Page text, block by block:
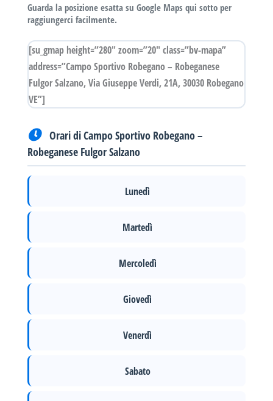
Guarda la posizione esatta su Google Maps qui sotto per
raggiungerci facilmente.
[su_gmap height=”280″ zoom=”20″ class=”bv-mapa”
address=”Campo Sportivo Robegano – Robeganese
Fulgor Salzano, Via Giuseppe Verdi, 21A, 30030 Robegano
VE”]
Orari di Campo Sportivo Robegano –
Robeganese Fulgor Salzano
Lunedì
Martedì
Mercoledì
Giovedì
Venerdì
Sabato